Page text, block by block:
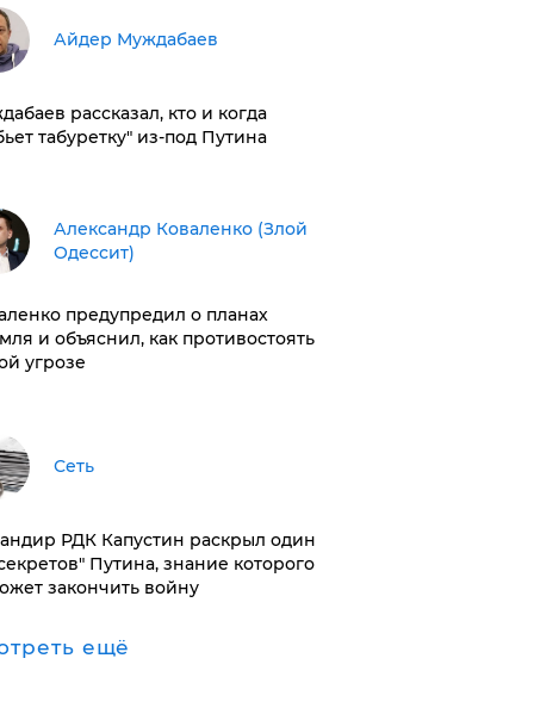
Айдер Муждабаев
рассказал, кто и когда
табуретку" из-под Путина
Александр Коваленко (Злой
Одессит)
предупредил о планах
и объяснил, как противостоять
угрозе
Сеть
РДК Капустин раскрыл один
Путина, знание которого
закончить войну
ещё